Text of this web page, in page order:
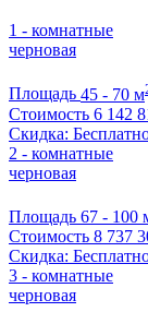
1 - комнатные
черновая
Площадь 45 - 70 м
Стоимость 6 142
Скидка:
2 - комнатные
черновая
Площадь 67 - 100
Стоимость 8 737
Скидка:
3 - комнатные
черновая